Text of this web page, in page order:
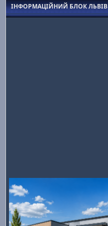
ІНФОРМАЦІЙНИЙ БЛОК ЛЬВІВ